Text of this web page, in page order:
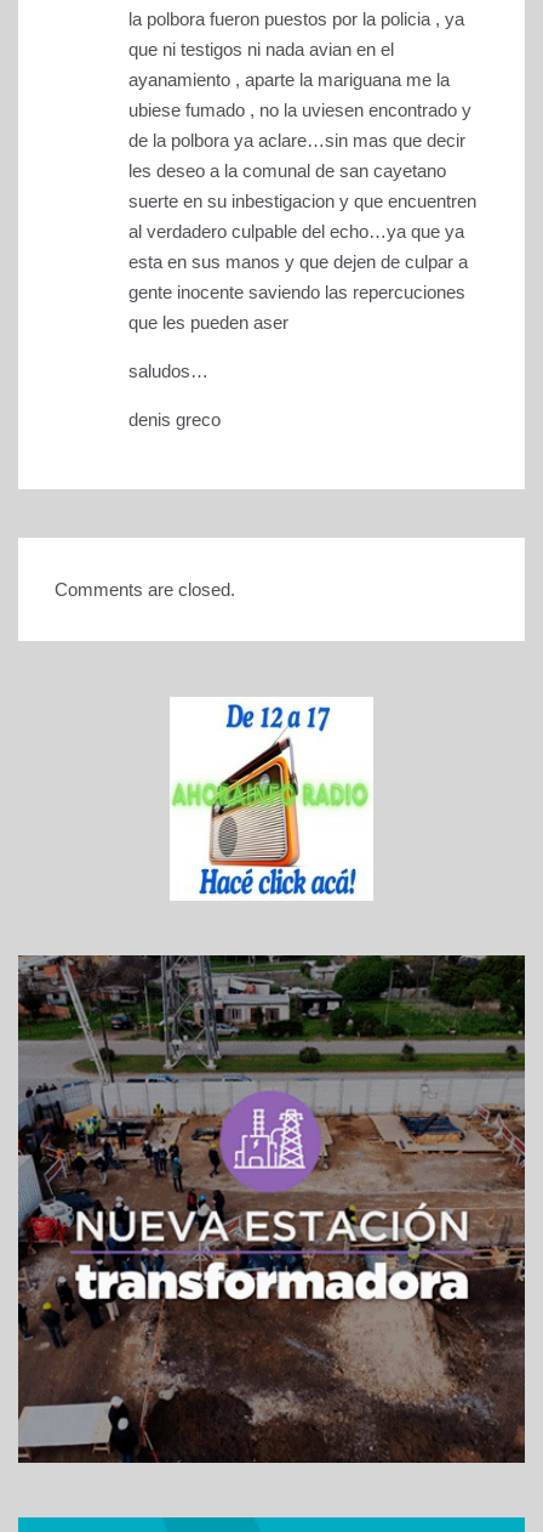
la polbora fueron puestos por la policia , ya
que ni testigos ni nada avian en el
ayanamiento , aparte la mariguana me la
ubiese fumado , no la uviesen encontrado y
de la polbora ya aclare…sin mas que decir
les deseo a la comunal de san cayetano
suerte en su inbestigacion y que encuentren
al verdadero culpable del echo…ya que ya
esta en sus manos y que dejen de culpar a
gente inocente saviendo las repercuciones
que les pueden aser
saludos…
denis greco
Comments are closed.